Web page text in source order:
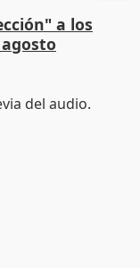
a los